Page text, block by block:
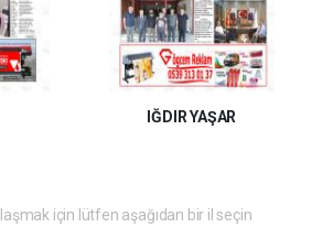
IĞDIR YAŞAR
için lütfen aşağıdan bir il seçin